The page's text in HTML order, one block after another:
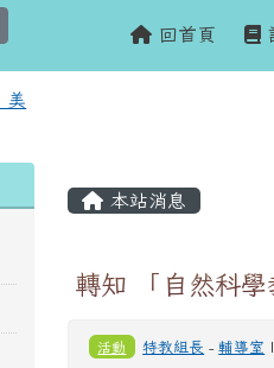
回首頁
本站消息
轉知 「自然科學
活動 特教組長 -輔導室